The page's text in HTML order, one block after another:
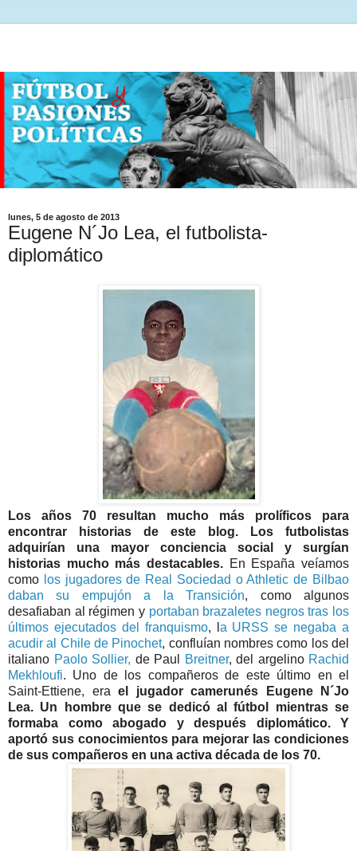
lunes, 5 de agosto de 2013
Eugene N´Jo Lea, el futbolista-
diplomático
Los años 70 resultan mucho más prolíficos para
encontrar historias de este blog. Los futbolistas
adquirían una mayor conciencia social y surgían
historias mucho más destacables. En España veíamos
como los jugadores de Real Sociedad o Athletic de Bilbao
daban su empujón a la Transición, como algunos
desafiaban al régimen y portaban brazaletes negros tras los
últimos ejecutados del franquismo, l a URSS se negaba a
acudir al Chile de Pinochet, confluían nombres como los del
italiano Paolo Sollier, de Paul Breitner, del argelino Rachid
Mekhloufi. Uno de los compañeros de este último en el
Saint-Ettiene, era el jugador camerunés Eugene N´Jo
Lea. Un hombre que se dedicó al fútbol mientras se
formaba como abogado y después diplomático. Y
aportó sus conocimientos para mejorar las condiciones
de sus compañeros en una activa década de los 70.